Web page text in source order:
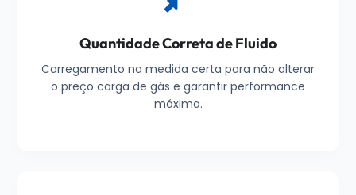
Quantidade Correta de Fluido
Carregamento na medida certa para não alterar
o preço carga de gás e garantir performance
máxima.